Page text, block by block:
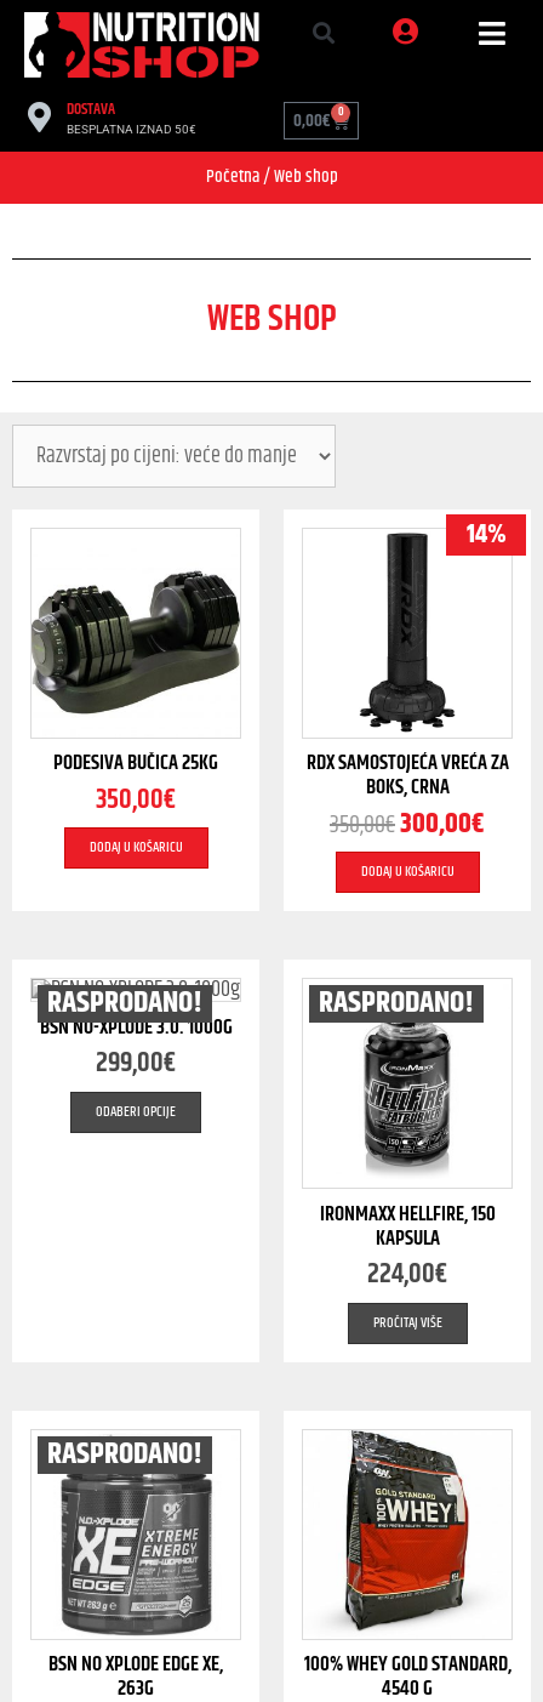
DOSTAVA
BESPLATNA IZNAD 50€ 0,00€ 0
Početna/ Web shop
WEB SHOP
PODESIVA BUČICA 25KG
350,00€
DODAJ U KOŠARICU
14%
RDX SAMOSTOJEĆA VREĆA ZA
BOKS, CRNA
350,00€300,00€
DODAJ U KOŠARICU
RASPRODANO!
BSN NO-XPLODE 3.0. 1000G
299,00€
ODABERI OPCIJE
RASPRODANO!
IRONMAXX HELLFIRE, 150
KAPSULA
224,00€
PROČITAJ VIŠE
RASPRODANO!
BSN NO XPLODE EDGE XE,
263G
100% WHEY GOLD STANDARD,
4540 G